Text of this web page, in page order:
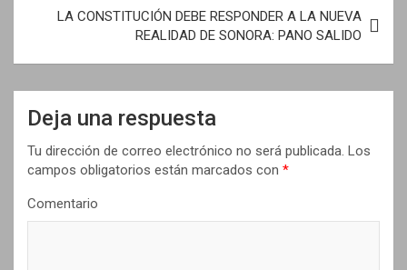
LA CONSTITUCIÓN DEBE RESPONDER A LA NUEVA
REALIDAD DE SONORA: PANO SALIDO
Deja una respuesta
Tu dirección de correo electrónico no será publicada. Los
campos obligatorios están marcados con *
Comentario